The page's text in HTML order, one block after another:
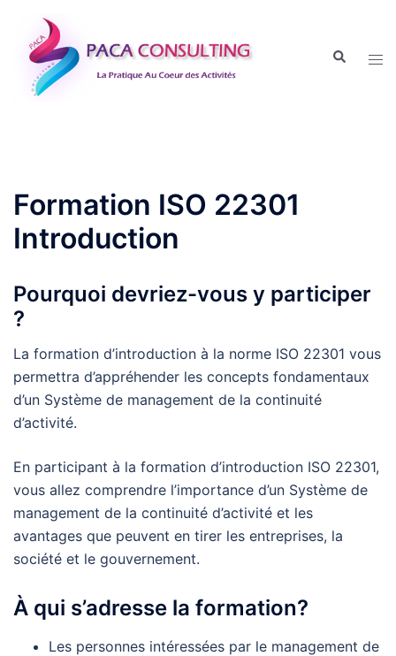
contenu
Formation ISO 22301
Introduction
Pourquoi devriez-vous y participer
?
La formation d’introduction à la norme ISO 22301 vous
permettra d’appréhender les concepts fondamentaux
d’un Système de management de la continuité
d’activité.
En participant à la formation d’introduction ISO 22301,
vous allez comprendre l’importance d’un Système de
management de la continuité d’activité et les
avantages que peuvent en tirer les entreprises, la
société et le gouvernement.
À qui s’adresse la formation?
Les personnes intéressées par le management de